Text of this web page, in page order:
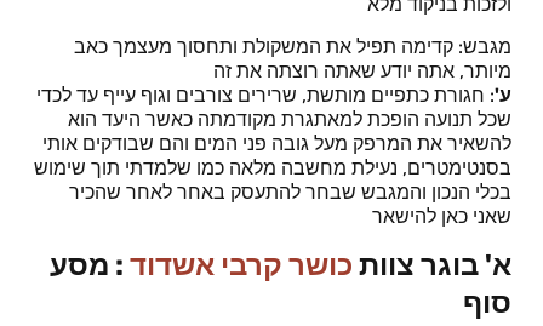
מגבש: קדימה תפיל את המשקולת ותחסוך מעצמך כאב
מיותר, אתה יודע שאתה רוצתה את זה
ע': חגורת כתפיים מותשת, שרירים צורבים וגוף עייף עד לכדי
שכל תנועה הופכת למאתגרת מקודמתה כאשר היעד הוא
להשאיר את המרפק מעל גובה פני המים והם שבודקים אותי
בסנטימטרים, נעילת מחשבה מלאה כמו שלמדתי תוך שימוש
בכלי הנכון והמגבש שבחר להתעסק באחר לאחר שהכיר
שאני כאן להישאר
א' בוגר צוות כושר קרבי אשדוד : מסע
סוף